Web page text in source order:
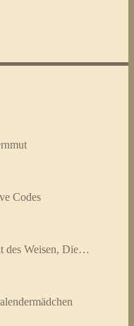
Codes
des Weisen, Die…